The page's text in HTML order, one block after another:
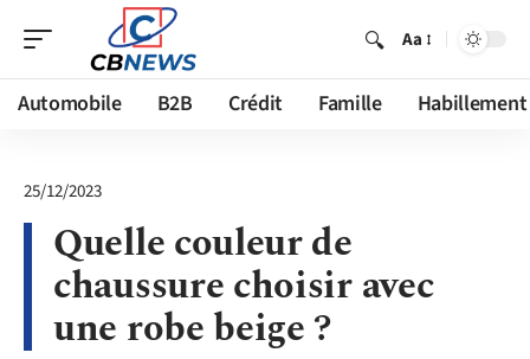
Aa
Automobile B2B Crédit Famille Habillement
25/12/2023
Quelle couleur de
chaussure choisir avec
une robe beige ?